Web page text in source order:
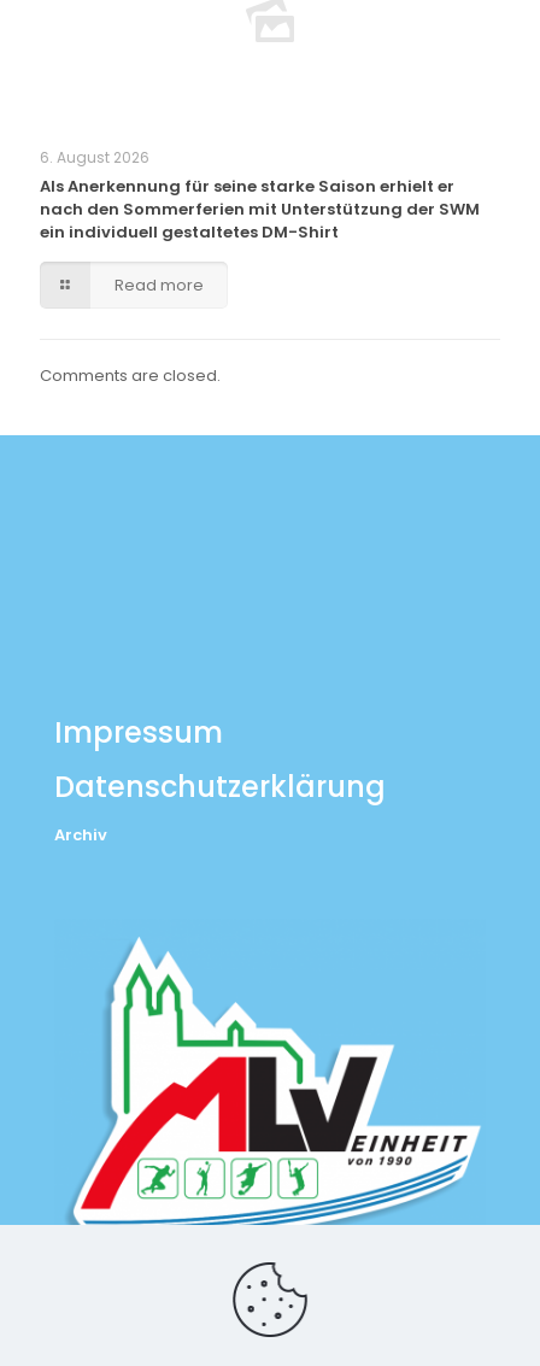
6. August 2026
Als Anerkennung für seine starke Saison erhielt er
nach den Sommerferien mit Unterstützung der SWM
ein individuell gestaltetes DM-Shirt
Read more
Comments are closed.
Impressum
Datenschutzerklärung
Archiv